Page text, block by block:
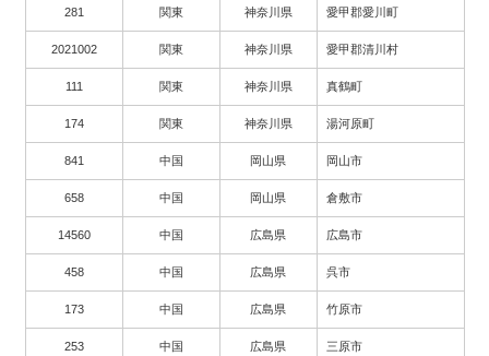
281 関東 神奈川県 愛甲郡愛川町
2021002 関東 神奈川県 愛甲郡清川村
111 関東 神奈川県 真鶴町
174 関東 神奈川県 湯河原町
841 中国 岡山県 岡山市
658 中国 岡山県 倉敷市
14560 中国 広島県 広島市
458 中国 広島県 呉市
173 中国 広島県 竹原市
253 中国 広島県 三原市